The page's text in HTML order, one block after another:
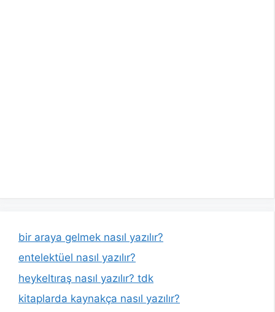
bir araya gelmek nasıl yazılır?
entelektüel nasıl yazılır?
heykeltıraş nasıl yazılır? tdk
kitaplarda kaynakça nasıl yazılır?